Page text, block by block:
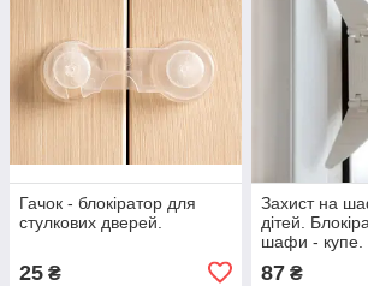
Гачок - блокіратор для
стулкових дверей.
25 ₴
Захист на
дітей.
шафи - купе.
87₴